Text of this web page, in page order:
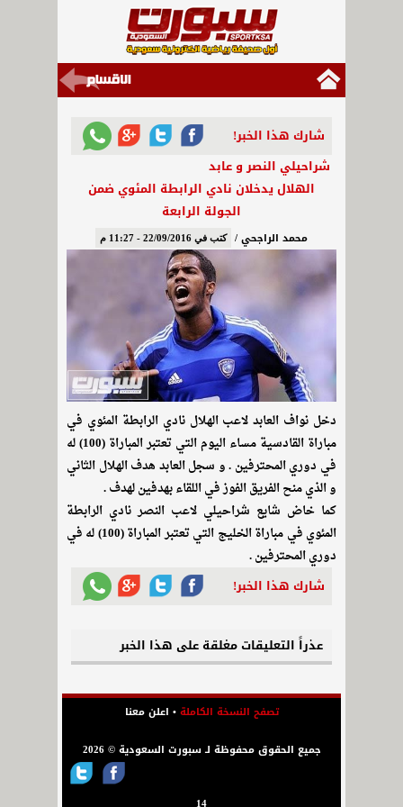
شارك هذا الخبر!
شراحيلي النصر و عابد
الهلال يدخلان نادي الرابطة المئوي ضمن
الجولة الرابعة
محمد الراجحي / كتب في 22/09/2016 - 11:27 م
دخل نواف العابد لاعب الهلال نادي الرابطة المئوي في
مباراة القادسية مساء اليوم التي تعتبر المباراة (100) له
في دوري المحترفين . و سجل العابد هدف الهلال الثاني
و الذي منح الفريق الفوز في اللقاء بهدفين لهدف .
كما خاض شايع شراحيلي لاعب النصر نادي الرابطة
المئوي في مباراة الخليج التي تعتبر المباراة (100) له في
دوري المحترفين .
شارك هذا الخبر!
عذراً التعليقات مغلقة على هذا الخبر
تصفح النسخة الكاملة• اعلن معنا
جميع الحقوق محفوظة لـ سبورت السعودية © 2026